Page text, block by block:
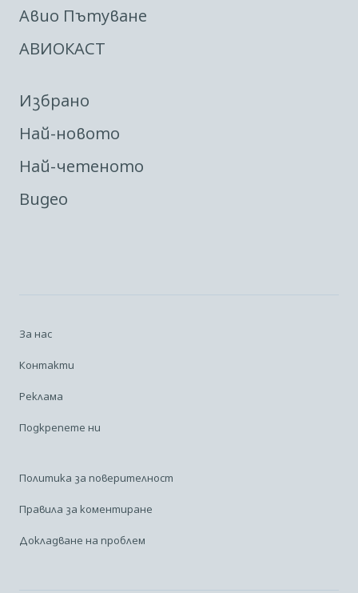
Авио Пътуване
АВИОКАСТ
Избрано
Най-новото
Най-четеното
Видео
За нас
Контакти
Реклама
Подкрепете ни
Политика за поверителност
Правила за коментиране
Докладване на проблем